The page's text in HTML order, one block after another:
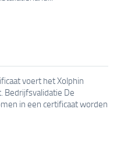
voert het Xolphin
Bedrijfsvalidatie De
in een certificaat worden